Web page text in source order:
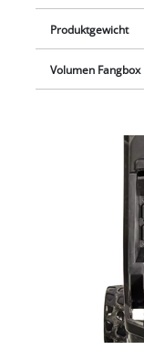
Produktgewicht
Volumen Fangbox